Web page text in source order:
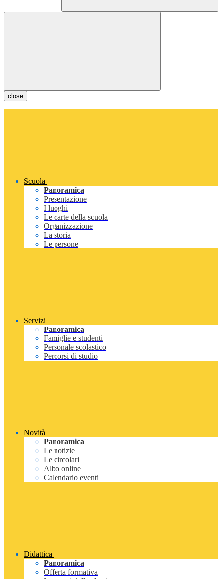
close
Scuola
Panoramica
Presentazione
I luoghi
Le carte della scuola
Organizzazione
La storia
Le persone
Servizi
Panoramica
Famiglie e studenti
Personale scolastico
Percorsi di studio
Novità
Panoramica
Le notizie
Le circolari
Albo online
Calendario eventi
Didattica
Panoramica
Offerta formativa